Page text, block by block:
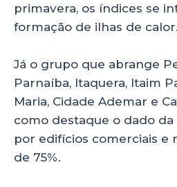
primavera, os índices se
formação de ilhas de calor.
Já o grupo que abrange
Parnaíba, Itaquera, Itaim
Maria, Cidade Ademar e
como destaque o dado
por edifícios comerciais e
de 75%.